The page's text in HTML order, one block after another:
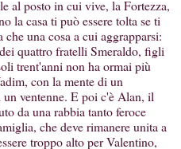
al posto in cui vive, la Fortezza,
la casa ti può essere tolta se ti
una cosa a cui aggrapparsi:
quattro fratelli Smeraldo, figli
trent'anni non ha ormai più
con la mente di un
ventenne. E poi c'è Alan, il
da una rabbia tanto feroce
che deve rimanere unita a
troppo alto per Valentino,